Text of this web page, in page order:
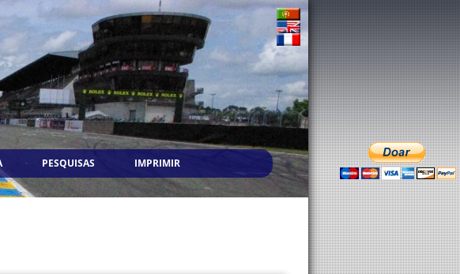
PESQUISAS IMPRIMIR